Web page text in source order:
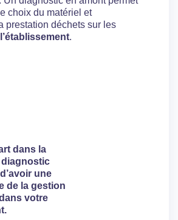
choix du matériel et
prestation déchets sur les
.
dans la
diagnostic
une
de la gestion
votre